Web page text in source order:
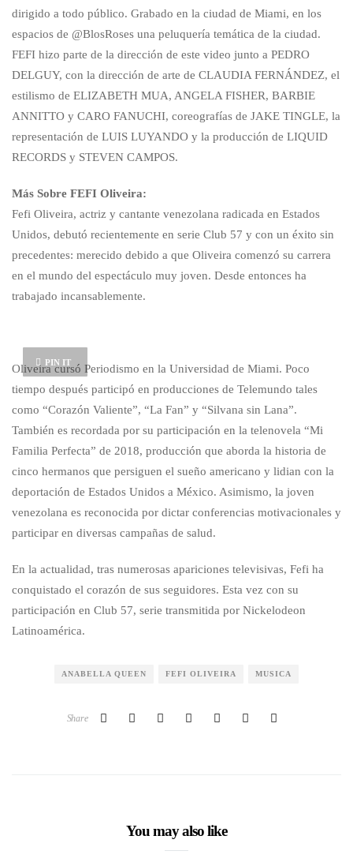
dirigido a todo público. Grabado en la ciudad de Miami, en los
espacios de @BlosRoses una peluquería temática de la ciudad.
FEFI hizo parte de la dirección de este video junto a PEDRO
DELGUY, con la dirección de arte de CLAUDIA FERNÁNDEZ, el
estilismo de ELIZABETH MUA, ANGELA FISHER, BARBIE
ANNITTO y CARO FANUCHI, coreografías de JAKE TINGLE, la
representación de LUIS LUYANDO y la producción de LIQUID
RECORDS y STEVEN CAMPOS.
Más Sobre FEFI Oliveira:
Fefi Oliveira, actriz y cantante venezolana radicada en Estados
Unidos, debutó recientemente en serie Club 57 y con un éxito sin
precedentes: merecido debido a que Oliveira comenzó su carrera
en el mundo del espectáculo muy joven. Desde entonces ha
trabajado incansablemente.
PIN IT
Oliveira cursó Periodismo en la Universidad de Miami. Poco
tiempo después participó en producciones de Telemundo tales
como “Corazón Valiente”, “La Fan” y “Silvana sin Lana”.
También es recordada por su participación en la telenovela “Mi
Familia Perfecta” de 2018, producción que aborda la historia de
cinco hermanos que persiguen el sueño americano y lidian con la
deportación de Estados Unidos a México. Asimismo, la joven
venezolana es reconocida por dictar conferencias motivacionales y
participar en diversas campañas de salud.
En la actualidad, tras numerosas apariciones televisivas, Fefi ha
conquistado el corazón de sus seguidores. Esta vez con su
participación en Club 57, serie transmitida por Nickelodeon
Latinoamérica.
ANABELLA QUEEN FEFI OLIVEIRA MUSICA
Share
You may also like